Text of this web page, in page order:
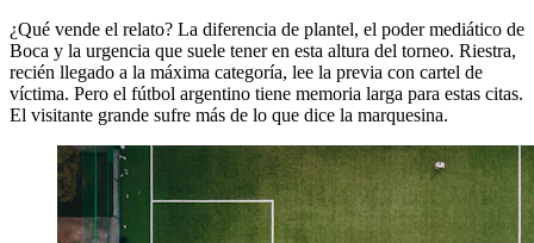
¿Qué vende el relato? La diferencia de plantel, el poder mediático de
Boca y la urgencia que suele tener en esta altura del torneo. Riestra,
recién llegado a la máxima categoría, lee la previa con cartel de
víctima. Pero el fútbol argentino tiene memoria larga para estas citas.
El visitante grande sufre más de lo que dice la marquesina.